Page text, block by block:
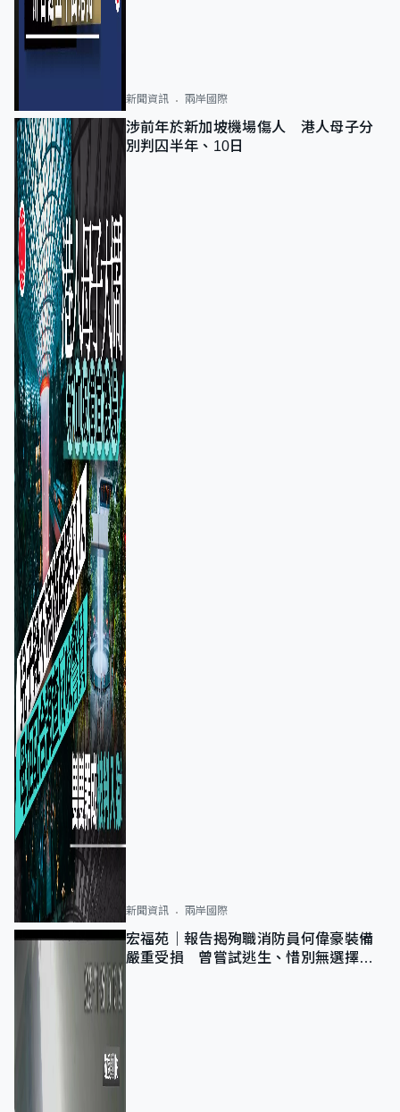
新聞資訊 兩岸國際
涉前年於新加坡機場傷人 港人母子分
別判囚半年、10日
新聞資訊 兩岸國際
宏福苑｜報告揭殉職消防員何偉豪裝備
嚴重受損 曾嘗試逃生、惜別無選擇下